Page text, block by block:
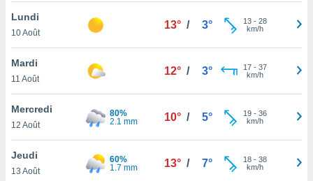
ou
le
ainsi
un
la
du
Lundi
10 Août
13° / 3° 13- 28
km/h
Mardi
11 Août
12° / 3° 17- 37
km/h
Mercredi
12 Août
80%
2.1 mm
10° / 5° 19- 36
km/h
Jeudi
13 Août
60%
1.7 mm
13° / 7° 18- 38
km/h